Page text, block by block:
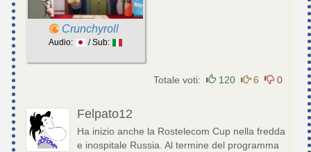
Crunchyroll
Audio: / Sub:
Totale voti: 120 6 0
Felpato12
Ha inizio anche la Rostelecom Cup nella fredda
e inospitale Russia. Al termine del programma